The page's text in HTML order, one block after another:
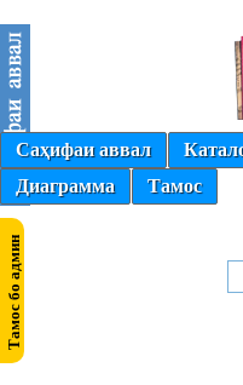
Саҳифаи аввал
Диаграмма
Тамос